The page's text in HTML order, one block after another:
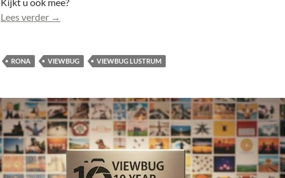
Lees verder De Top Ranks van 10 jaar ViewBug: 63 rankings
→
RONA VIEWBUG VIEWBUG LUSTRUM